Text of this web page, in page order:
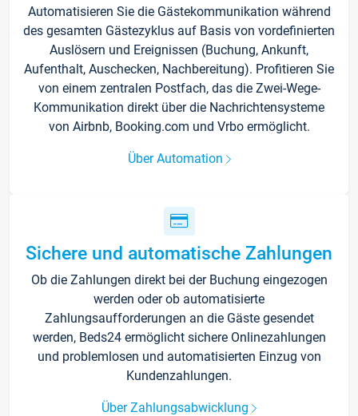
Automatisieren Sie die Gästekommunikation während
des gesamten Gästezyklus auf Basis von vordefinierten
Auslösern und Ereignissen (Buchung, Ankunft,
Aufenthalt, Auschecken, Nachbereitung). Profitieren Sie
von einem zentralen Postfach, das die Zwei-Wege-
Kommunikation direkt über die Nachrichtensysteme
von Airbnb, Booking.com und Vrbo ermöglicht.
Über Automation
Sichere und automatische Zahlungen
Ob die Zahlungen direkt bei der Buchung eingezogen
werden oder ob automatisierte
Zahlungsaufforderungen an die Gäste gesendet
werden, Beds24 ermöglicht sichere Onlinezahlungen
und problemlosen und automatisierten Einzug von
Kundenzahlungen.
Über Zahlungsabwicklung